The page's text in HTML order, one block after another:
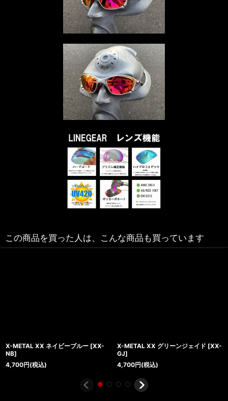
この商品を買った人は、こんな商品も買っています
X-METAL XX ネイビーブルー [XX-
NB]
4,700円(税込)
X-METAL XX グリーンジェイド [XX-
GJ]
4,700円(税込)